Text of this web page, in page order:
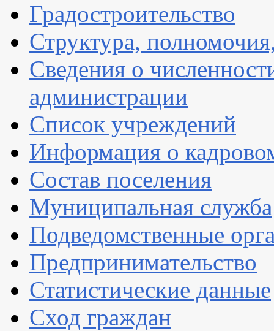
Градостроительство
Структура,
Сведения о
администрации
Список учреждений
Информация о
Состав поселения
Муниципальная служба
Подведомственные
Предпринимательство
Статистические данные
Сход граждан